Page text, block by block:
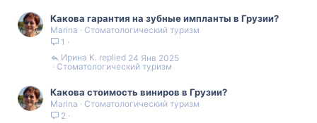
Какова гарантия на зубные импланты в Грузии?
Marina
Стоматологический туризм
1
Стоматологический туризм
24 Янв 2025
Ирина К.
Какова стоимость виниров в Грузии?
Marina
Стоматологический туризм
2